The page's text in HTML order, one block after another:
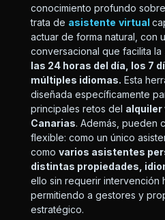
conocimiento profundo
trata de asistente virtual
actuar de forma natural, con
conversacional que facilita la
las 24 horas del día, los 7
múltiples idiomas. Esta
diseñada específicamente
principales retos del alquiler
Canarias. Además, pueden
flexible: como un único
como varios asistentes
distintas propiedades,
ello sin requerir intervención
permitiendo a gestores y
estratégico.